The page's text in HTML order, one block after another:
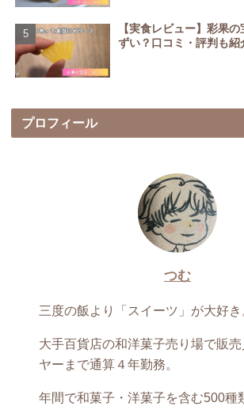
【実食レビュー】彩果
ずい？口コミ・評判も紹
プロフィール
つむ
三度の飯より「スイーツ」が大好き
大手百貨店の和洋菓子売り場で販売
ヤーまで通算４年勤務。
年間で和菓子・洋菓子を含む500種